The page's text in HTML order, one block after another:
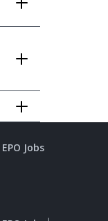
EPO Jobs